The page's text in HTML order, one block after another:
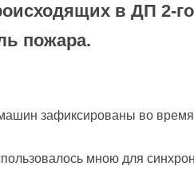
в ДП 2-
пожара.
зафиксированы во время
мною для